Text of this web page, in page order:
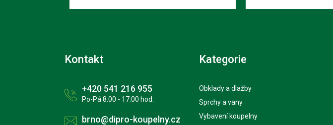
Kontakt
+420 541 216 955
Po-Pá 8:00 - 17:00 hod.
brno@dipro-koupelny.cz
Kategorie
Obklady a dlažby
Sprchy a vany
Vybavení koupelny